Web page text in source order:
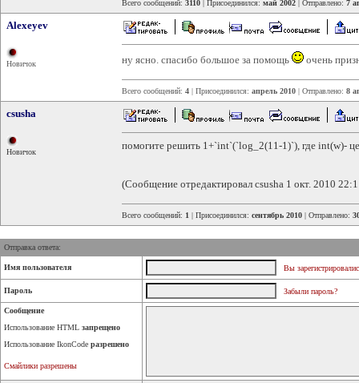
Всего сообщений: 3110 | Присоединился: май 2002 | Отправлено: 7
Alexeyev
Новичок ну ясно. спасибо большое за помощь очень
Всего сообщений: 4 | Присоединился: апрель 2010 | Отправлено: 8
csusha
Новичок
помогите решить 1+`int`(`log_2(11-1)`), где int(w)-
(Сообщение отредактировал csusha 1 окт. 2010
Всего сообщений: 1 | Присоединился: сентябрь 2010 | Отправлено:
Отправка ответа:
Имя пользователя Вы
Пароль Забыли пароль?
Сообщение
Использование HTML запрещено
Использование IkonCode разрешено
Смайлики разрешены